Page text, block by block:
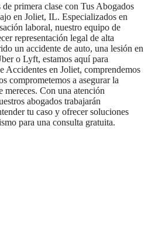
primera clase con Tus Abogados
en Joliet, IL. Especializados en
laboral, nuestro equipo de
representación legal de alta
un accidente de auto, una lesión en
o Lyft, estamos aquí para
Accidentes en Joliet, comprendemos
comprometemos a asegurar la
mereces. Con una atención
abogados trabajarán
tu caso y ofrecer soluciones
para una consulta gratuita.